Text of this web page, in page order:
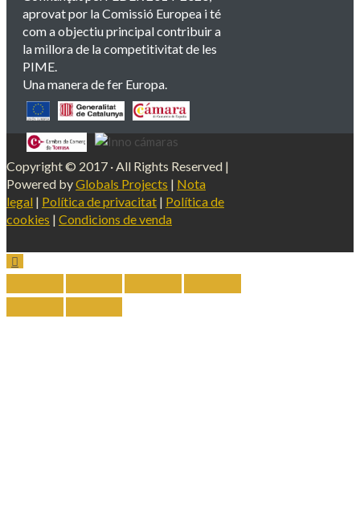
aprovat por la Comissió Europea i té
com a objectiu principal contribuir a
la millora de la competitivitat de les
PIME.
Una manera de fer Europa.
Copyright © 2017 · All Rights Reserved |
Powered byGlobals Projects | Nota
legal | Política de privacitat | Política de
cookies | Condicions de venda